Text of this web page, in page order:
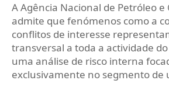
A Agência Nacional de Petróleo e
admite que fenómenos como a
conflitos de interesse
transversal a toda a actividade
uma análise de risco interna
exclusivamente no segmento de